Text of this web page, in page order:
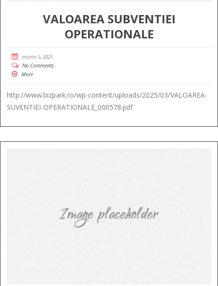
VALOAREA SUBVENTIEI
OPERATIONALE
martie 5, 2025
No Comments
More
http://www.bizpark.ro/wp-content/uploads/2025/03/VALOAREA-
SUVENTIEI-OPERATIONALE_000578.pdf